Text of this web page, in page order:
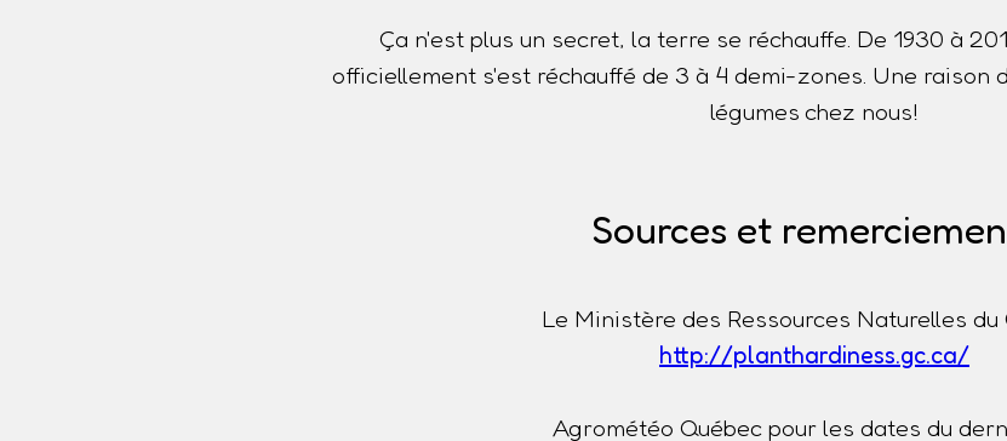
Ça n'est plus un secret, la terre se réchauffe. De 1930 à
officiellement s'est réchauffé de 3 à 4 demi-zones. Une raison
légumes chez nous!
Sources et
Le Ministère des Ressources Naturelles du
http://planthardiness.gc.ca/
Agrométéo Québec pour les dates du